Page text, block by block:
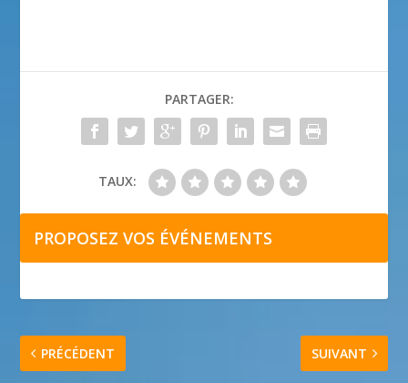
PARTAGER:
TAUX:
PROPOSEZ VOS ÉVÉNEMENTS
PRÉCÉDENT SUIVANT